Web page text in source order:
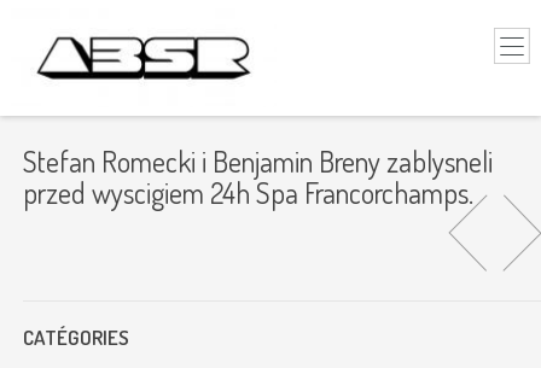
Stefan Romecki i Benjamin Breny zablysneli
przed wyscigiem 24h Spa Francorchamps.
CATÉGORIES